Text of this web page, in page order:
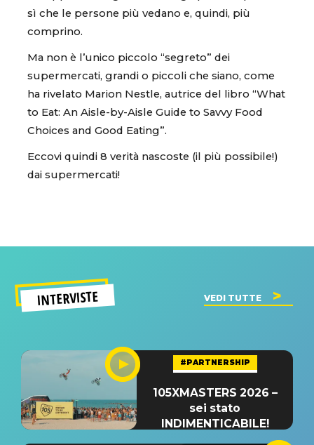
sì che le persone più vedano e, quindi, più
comprino.
Ma non è l’unico piccolo “segreto” dei
supermercati, grandi o piccoli che siano, come
ha rivelato Marion Nestle, autrice del libro “What
to Eat: An Aisle-by-Aisle Guide to Savvy Food
Choices and Good Eating”.
Eccovi quindi 8 verità nascoste (il più possibile!)
dai supermercati!
INTERVISTE VEDI TUTTE
#PARTNERSHIP
105XMASTERS 2026 –
sei stato
INDIMENTICABILE!